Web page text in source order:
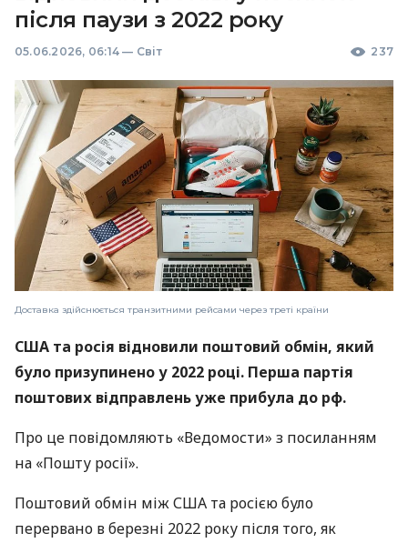
після паузи з 2022 року
05.06.2026, 06:14 — Світ 237
Доставка здійснюється транзитними рейсами через треті країни
США та росія відновили поштовий обмін, який
було призупинено у 2022 році. Перша партія
поштових відправлень уже прибула до рф.
Про це повідомляють «Ведомости» з посиланням
на «Пошту росії».
Поштовий обмін між США та росією було
перервано в березні 2022 року після того, як